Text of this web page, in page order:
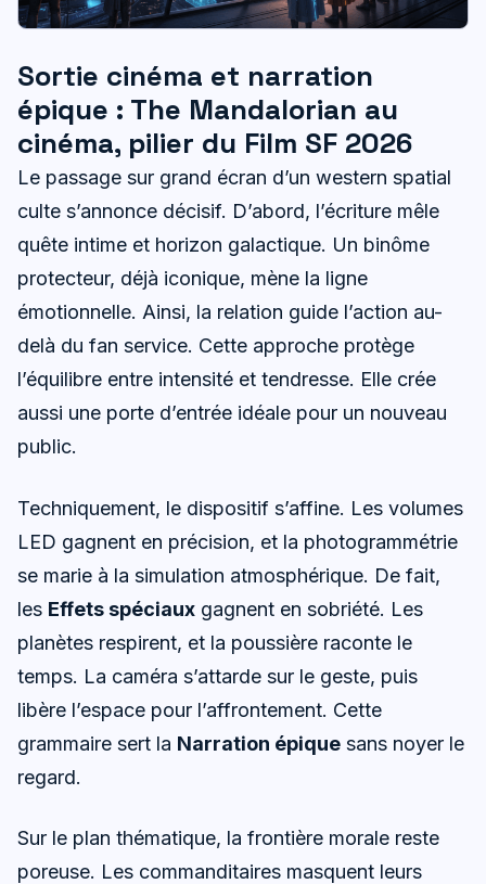
Sortie cinéma et narration
épique : The Mandalorian au
cinéma, pilier du Film SF 2026
Le passage sur grand écran d’un western spatial
culte s’annonce décisif. D’abord, l’écriture mêle
quête intime et horizon galactique. Un binôme
protecteur, déjà iconique, mène la ligne
émotionnelle. Ainsi, la relation guide l’action au-
delà du fan service. Cette approche protège
l’équilibre entre intensité et tendresse. Elle crée
aussi une porte d’entrée idéale pour un nouveau
public.
Techniquement, le dispositif s’affine. Les volumes
LED gagnent en précision, et la photogrammétrie
se marie à la simulation atmosphérique. De fait,
les Effets spéciaux gagnent en sobriété. Les
planètes respirent, et la poussière raconte le
temps. La caméra s’attarde sur le geste, puis
libère l’espace pour l’affrontement. Cette
grammaire sert la Narration épique sans noyer le
regard.
Sur le plan thématique, la frontière morale reste
poreuse. Les commanditaires masquent leurs